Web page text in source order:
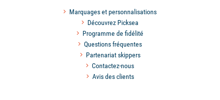
Marquages et personnalisations
Découvrez Picksea
Programme de fidélité
Questions fréquentes
Partenariat skippers
Contactez-nous
Avis des clients